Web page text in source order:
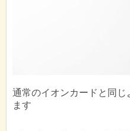
通常のイオンカードと同じ
ます